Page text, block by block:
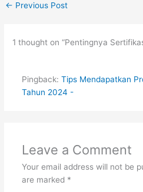
← Previous Post
1 thought on “Pentingnya
Pingback: Tips Mendapatkan
Tahun 2024 -
Leave a Comment
Your email address will not be
are marked *